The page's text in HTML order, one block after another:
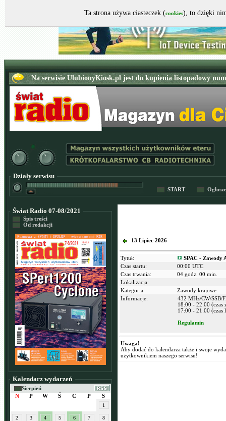
Działy serwisu
START
Świat Radio 07-08/2021
Spis treści
Od redakcji
Kalendarz wydarzeń
Sierpień
N
P W Ś C P S
1
2 3 4 5 6 7 8
13 Lipiec 2026
Tytuł:
SPAC - Zawody
Czas startu:
00:00 UTC
Czas trwania:
04 godz. 00 min.
Lokalizacja:
Kategoria:
Zawody krajowe
Informacje:
432 MHz/CW/SSB/
18:00 - 22:00 (czas
17:00 - 21:00 (czas
Regulamin
Uwaga!
Aby dodać do kalendarza także i swoje
użytkownikiem naszego serwisu!
Ta strona używa ciasteczek (cookies), to dzięki